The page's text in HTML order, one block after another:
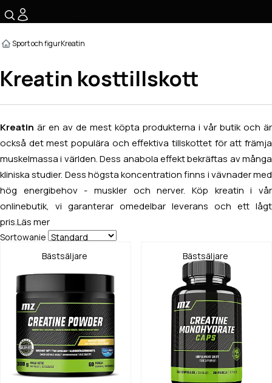
Sport och figurKreatin
Kreatin kosttillskott
Kreatin är en av de mest köpta produkterna i vår butik och är
också det mest populära och effektiva tillskottet för att främja
muskelmassa i världen. Dess anabola effekt bekräftas av många
kliniska studier. Dess högsta koncentration finns i vävnader med
hög energibehov - muskler och nerver. Köp kreatin i vår
onlinebutik, vi garanterar omedelbar leverans och ett lågt
pris. Läs mer
Sortowanie
Bästsäljare Bästsäljare